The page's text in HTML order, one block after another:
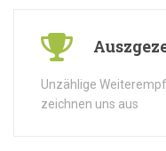
Unzählige
zeichnen uns aus